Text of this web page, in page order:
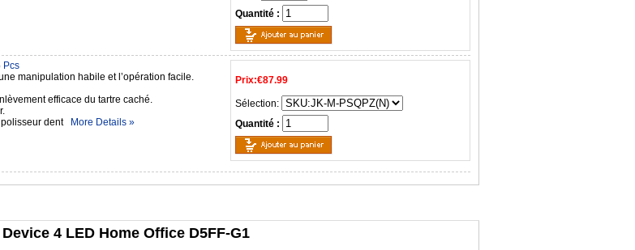
Quantité :
Prix:€87.99
Sélection:
Quantité :
Pcs
manipulation habile et l’opération facile.
efficace du tartre caché.
dent
More Details »
4 LED Home Office D5FF-G1